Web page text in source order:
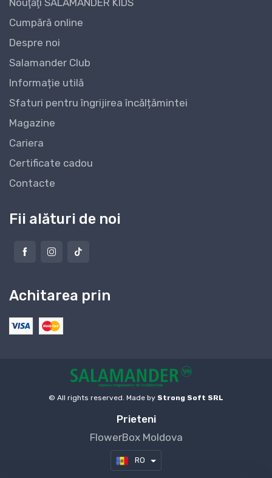
Cumpără online
Despre noi
Salamander Club
Informație utilă
Sfaturi pentru îngrijirea încălțămintei
Magazine
Cariera
Certificate cadou
Contacte
Fii alături de noi
Achitarea prin
© All rights reserved. Made by Strong Soft SRL
Prieteni
FlowerBox Moldova
RO